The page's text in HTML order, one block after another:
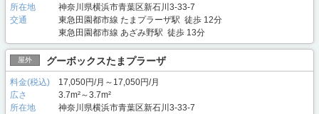
所在地
神奈川県横浜市青葉区新石川3-33-7
交通
東急田園都市線 たまプラーザ駅 徒歩 12分
東急田園都市線 あざみ野駅 徒歩 13分
屋外 グーボックスたまプラーザ
料金(税込)
17,050円/月～17,050円/月
広さ
3.7m²～3.7m²
所在地
神奈川県横浜市青葉区新石川3-33-7